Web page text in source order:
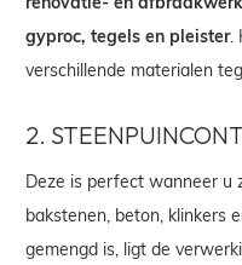
gyproc, tegels en pleister.
verschillende materialen
2.
Deze is perfect wanneer u
bakstenen, beton, klinkers
gemengd is, ligt de